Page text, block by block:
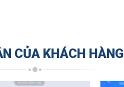
CỦA KHÁCH HÀNG